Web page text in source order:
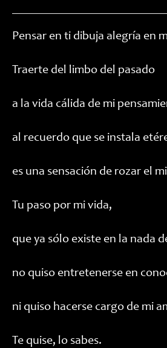
entrada:
entrada:
entrada:
Pensar en ti dibuja alegría en
Traerte del limbo del pasado
a la vida cálida de mi
al recuerdo que se instala
es una sensación de rozar el
Tu paso por mi vida,
que ya sólo existe en la nada
no quiso entretenerse en
ni quiso hacerse cargo de mi
Te quise, lo sabes.